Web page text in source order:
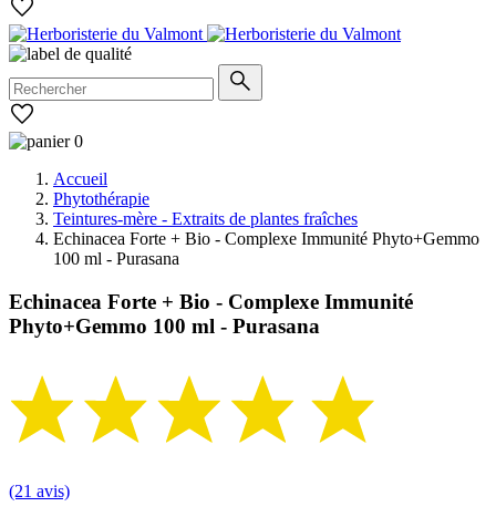
0
Accueil
Phytothérapie
Teintures-mère - Extraits de plantes fraîches
Echinacea Forte + Bio - Complexe Immunité Phyto+Gemmo
100 ml - Purasana
Echinacea Forte + Bio - Complexe Immunité
Phyto+Gemmo 100 ml - Purasana
(21 avis)